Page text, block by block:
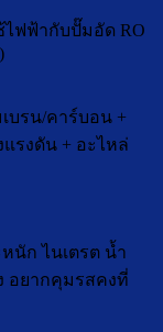
ไฟฟ้ากับปั๊มอัด RO
เบรน/คาร์บอน +
รงดัน + อะไหล่
หนัก ไนเตรต น้ำ
อยากคุมรสคงที่